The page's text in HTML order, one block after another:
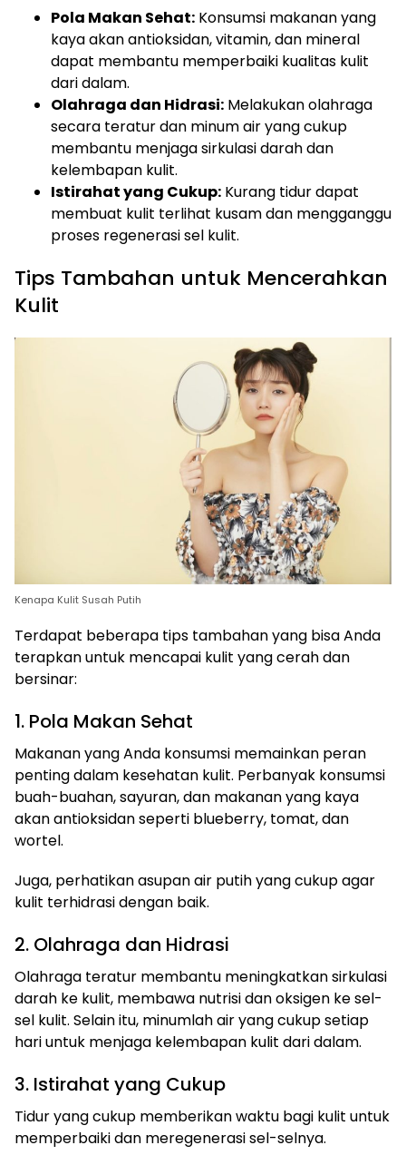
Pola Makan Sehat: Konsumsi makanan yang
kaya akan antioksidan, vitamin, dan mineral
dapat membantu memperbaiki kualitas kulit
dari dalam.
Olahraga dan Hidrasi: Melakukan olahraga
secara teratur dan minum air yang cukup
membantu menjaga sirkulasi darah dan
kelembapan kulit.
Istirahat yang Cukup: Kurang tidur dapat
membuat kulit terlihat kusam dan mengganggu
proses regenerasi sel kulit.
Tips Tambahan untuk Mencerahkan
Kulit
Kenapa Kulit Susah Putih
Terdapat beberapa tips tambahan yang bisa Anda
terapkan untuk mencapai kulit yang cerah dan
bersinar:
1. Pola Makan Sehat
Makanan yang Anda konsumsi memainkan peran
penting dalam kesehatan kulit. Perbanyak konsumsi
buah-buahan, sayuran, dan makanan yang kaya
akan antioksidan seperti blueberry, tomat, dan
wortel.
Juga, perhatikan asupan air putih yang cukup agar
kulit terhidrasi dengan baik.
2. Olahraga dan Hidrasi
Olahraga teratur membantu meningkatkan sirkulasi
darah ke kulit, membawa nutrisi dan oksigen ke sel-
sel kulit. Selain itu, minumlah air yang cukup setiap
hari untuk menjaga kelembapan kulit dari dalam.
3. Istirahat yang Cukup
Tidur yang cukup memberikan waktu bagi kulit untuk
memperbaiki dan meregenerasi sel-selnya.